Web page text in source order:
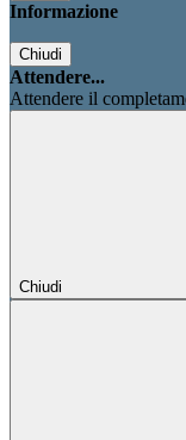
Informazione
Chiudi
Attendere...
Attendere il
Chiudi